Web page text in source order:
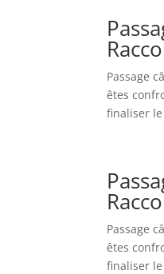
Passage
êtes
finaliser
Passage
êtes
finaliser